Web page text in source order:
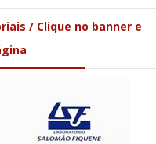
/ Clique no banner e